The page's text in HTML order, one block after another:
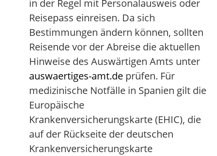
in der Regel mit Personalausweis oder
Reisepass einreisen. Da sich
Bestimmungen ändern können, sollten
Reisende vor der Abreise die aktuellen
Hinweise des Auswärtigen Amts unter
auswaertiges-amt.de prüfen. Für
medizinische Notfälle in Spanien gilt die
Europäische
Krankenversicherungskarte (EHIC), die
auf der Rückseite der deutschen
Krankenversicherungskarte